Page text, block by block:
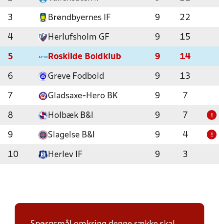
3 Brøndbyernes IF 9 22
4 Herlufsholm GF 9 15
5 Roskilde Boldklub 9 14
6 Greve Fodbold 9 13
7 Gladsaxe-Hero BK 9 7
8 Holbæk B&I 9 7 !
9 Slagelse B&I 9 4 !
10 Herlev IF 9 3